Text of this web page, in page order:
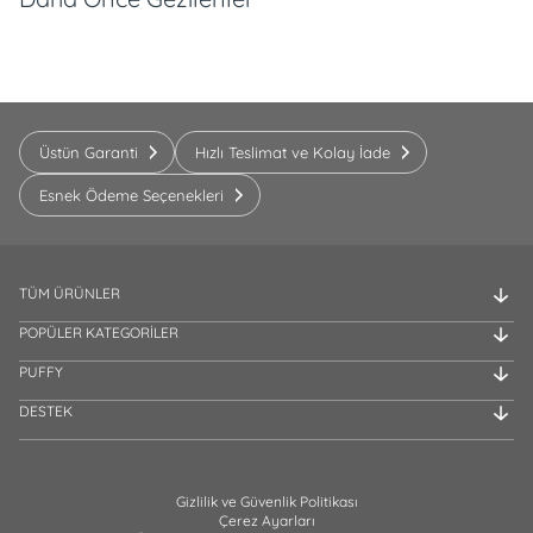
Üstün Garanti Hızlı Teslimat ve Kolay İade
Esnek Ödeme Seçenekleri
TÜM ÜRÜNLER
POPÜLER KATEGORİLER
PUFFY
DESTEK
Gizlilik ve Güvenlik Politikası
Çerez Ayarları